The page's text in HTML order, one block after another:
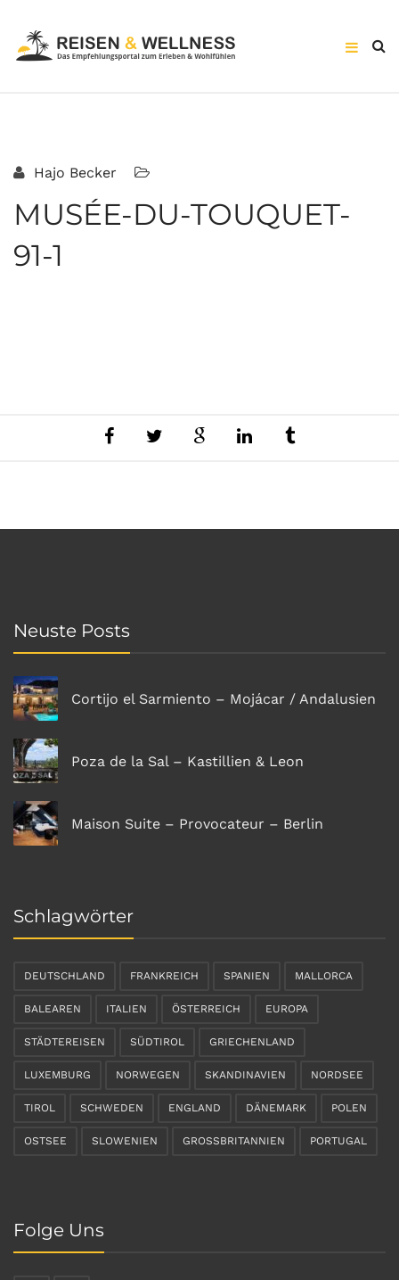
Hajo Becker
MUSÉE-DU-TOUQUET-
91-1
Neuste Posts
Cortijo el Sarmiento – Mojácar / Andalusien
Poza de la Sal – Kastillien & Leon
Maison Suite – Provocateur – Berlin
Schlagwörter
DEUTSCHLAND FRANKREICH SPANIEN MALLORCA
BALEAREN ITALIEN ÖSTERREICH EUROPA
STÄDTEREISEN SÜDTIROL GRIECHENLAND
LUXEMBURG NORWEGEN SKANDINAVIEN NORDSEE
TIROL SCHWEDEN ENGLAND DÄNEMARK POLEN
OSTSEE SLOWENIEN GROSSBRITANNIEN PORTUGAL
Folge Uns